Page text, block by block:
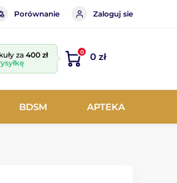
Porównanie Zaloguj sie
za400 zł
0 0 zł
BDSM APTEKA